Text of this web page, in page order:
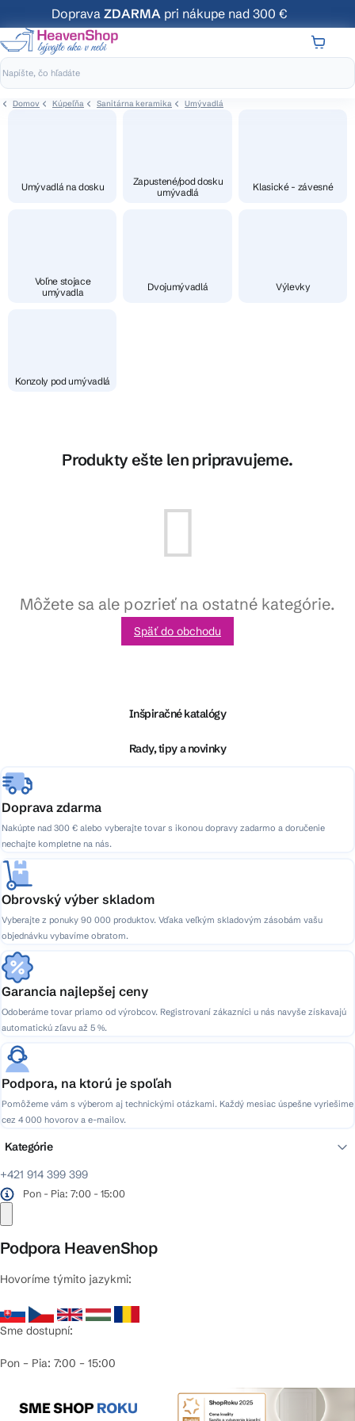
na
obsah
Doprava ZDARMA pri nákupe nad 300 €
Domov Kúpeľňa Sanitárna keramika Umývadlá
Umývadlá na dosku
Zapustené/pod dosku
umývadlá
Klasické - závesné
Voľne stojace
umývadla
Dvojumývadlá Výlevky
Konzoly pod umývadlá
Produkty ešte len pripravujeme.
Môžete sa ale pozrieť na ostatné kategórie.
Späť do obchodu
e
Inšpiračné katalógy
Rady, tipy a novinky
Doprava zdarma
Nakúpte nad 300 € alebo vyberajte tovar s ikonou dopravy zadarmo a doručenie
nechajte kompletne na nás.
Obrovský výber skladom
Vyberajte z ponuky 90 000 produktov. Vďaka veľkým skladovým zásobám vašu
objednávku vybavíme obratom.
Garancia najlepšej ceny
Odoberáme tovar priamo od výrobcov. Registrovaní zákazníci u nás navyše získavajú
automatickú zľavu až 5 %.
Podpora, na ktorú je spoľah
Pomôžeme vám s výberom aj technickými otázkami. Každý mesiac úspešne vyriešime
cez 4 000 hovorov a e-mailov.
+421 914 399 399
Pon - Pia: 7:00 - 15:00
Podpora HeavenShop
Hovoríme týmito jazykmi:
Sme dostupní:
Pon – Pia: 7:00 – 15:00
Kategórie